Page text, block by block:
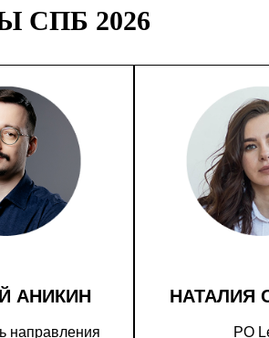
СПБ 2026
АНИКИН
направления
НАТАЛИЯ
PO